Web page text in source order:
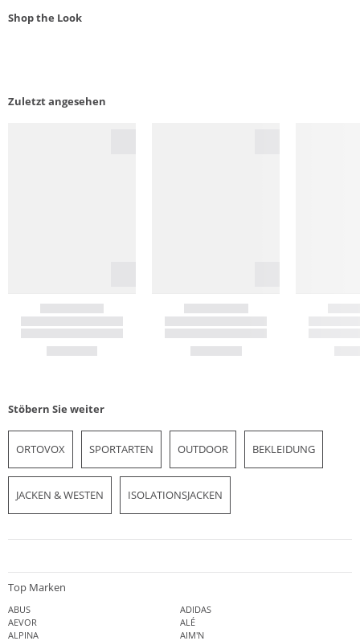
Shop the Look
Zuletzt angesehen
Stöbern Sie weiter
ORTOVOX SPORTARTEN OUTDOOR BEKLEIDUNG
JACKEN & WESTEN ISOLATIONSJACKEN
Top Marken
ABUS
ADIDAS
AEVOR
ALÉ
ALPINA
AIM'N